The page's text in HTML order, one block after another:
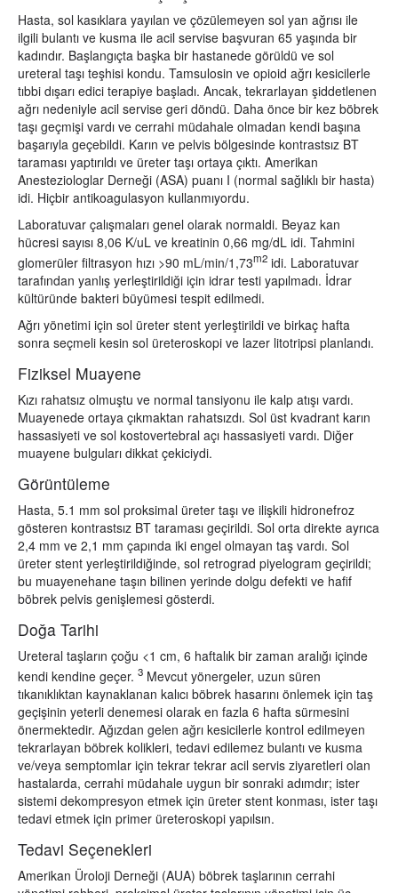
Hasta, sol kasıklara yayılan ve çözülemeyen sol yan ağrısı ile
ilgili bulantı ve kusma ile acil servise başvuran 65 yaşında bir
kadındır. Başlangıçta başka bir hastanede görüldü ve sol
ureteral taşı teşhisi kondu. Tamsulosin ve opioid ağrı kesicilerle
tıbbi dışarı edici terapiye başladı. Ancak, tekrarlayan şiddetlenen
ağrı nedeniyle acil servise geri döndü. Daha önce bir kez böbrek
taşı geçmişi vardı ve cerrahi müdahale olmadan kendi başına
başarıyla geçebildi. Karın ve pelvis bölgesinde kontrastsız BT
taraması yaptırıldı ve üreter taşı ortaya çıktı. Amerikan
Anesteziologlar Derneği (ASA) puanı I (normal sağlıklı bir hasta)
idi. Hiçbir antikoagulasyon kullanmıyordu.
Laboratuvar çalışmaları genel olarak normaldi. Beyaz kan
hücresi sayısı 8,06 K/uL ve kreatinin 0,66 mg/dL idi. Tahmini
glomerüler filtrasyon hızı >90 mL/min/1,73m2 idi. Laboratuvar
tarafından yanlış yerleştirildiği için idrar testi yapılmadı. İdrar
kültüründe bakteri büyümesi tespit edilmedi.
Ağrı yönetimi için sol üreter stent yerleştirildi ve birkaç hafta
sonra seçmeli kesin sol üreteroskopi ve lazer litotripsi planlandı.
Fiziksel Muayene
Kızı rahatsız olmuştu ve normal tansiyonu ile kalp atışı vardı.
Muayenede ortaya çıkmaktan rahatsızdı. Sol üst kvadrant karın
hassasiyeti ve sol kostovertebral açı hassasiyeti vardı. Diğer
muayene bulguları dikkat çekiciydi.
Görüntüleme
Hasta, 5.1 mm sol proksimal üreter taşı ve ilişkili hidronefroz
gösteren kontrastsız BT taraması geçirildi. Sol orta direkte ayrıca
2,4 mm ve 2,1 mm çapında iki engel olmayan taş vardı. Sol
üreter stent yerleştirildiğinde, sol retrograd piyelogram geçirildi;
bu muayenehane taşın bilinen yerinde dolgu defekti ve hafif
böbrek pelvis genişlemesi gösterdi.
Doğa Tarihi
Ureteral taşların çoğu <1 cm, 6 haftalık bir zaman aralığı içinde
kendi kendine geçer. 3 Mevcut yönergeler, uzun süren
tıkanıklıktan kaynaklanan kalıcı böbrek hasarını önlemek için taş
geçişinin yeterli denemesi olarak en fazla 6 hafta sürmesini
önermektedir. Ağızdan gelen ağrı kesicilerle kontrol edilmeyen
tekrarlayan böbrek kolikleri, tedavi edilemez bulantı ve kusma
ve/veya semptomlar için tekrar tekrar acil servis ziyaretleri olan
hastalarda, cerrahi müdahale uygun bir sonraki adımdır; ister
sistemi dekompresyon etmek için üreter stent konması, ister taşı
tedavi etmek için primer üreteroskopi yapılsın.
Tedavi Seçenekleri
Amerikan Üroloji Derneği (AUA) böbrek taşlarının cerrahi